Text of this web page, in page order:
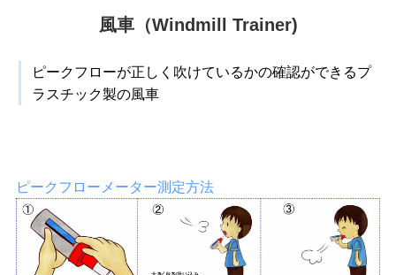
風車（Windmill Trainer)
ピークフローが正しく吹けているかの確認ができるプ
ラスチック製の風車
ピークフローメーター測定方法